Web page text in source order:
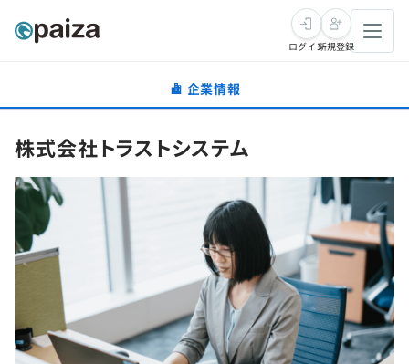
求人検索
インタビュー
転職成功ガイド
転職エージェント
未経験転職
求人検索
インタビュー
転職成功ガイド
新卒就活
求人検索
本選考
インターン
講座一覧
4択課題
スキルチェック
プログラミング言語
SQL
ゲーム・マンガ
メディア
ログイン新規登録
企業情報
株式会社トラストシステム